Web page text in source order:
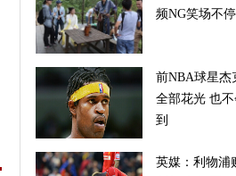
频NG笑场不停
前NBA球星杰
全部花光 也
到
英媒：利物浦